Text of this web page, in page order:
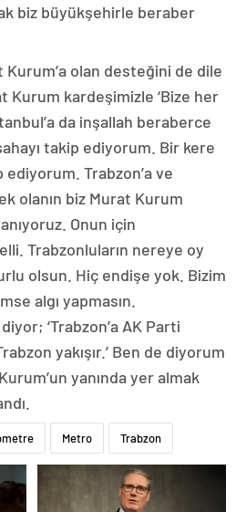
biz büyükşehirle beraber
Kurum’a olan desteğini de dile
Kurum kardeşimizle ‘Bize her
da inşallah beraberce
takip ediyorum. Bir kere
Trabzon’a ve
olanın biz Murat Kurum
Onun için
Trabzonluların nereye oy
olsun. Hiç endişe yok. Bizim
algı yapmasın.
‘Trabzon’a AK Parti
yakışır.’ Ben de diyorum
yanında yer almak
Metro Trabzon